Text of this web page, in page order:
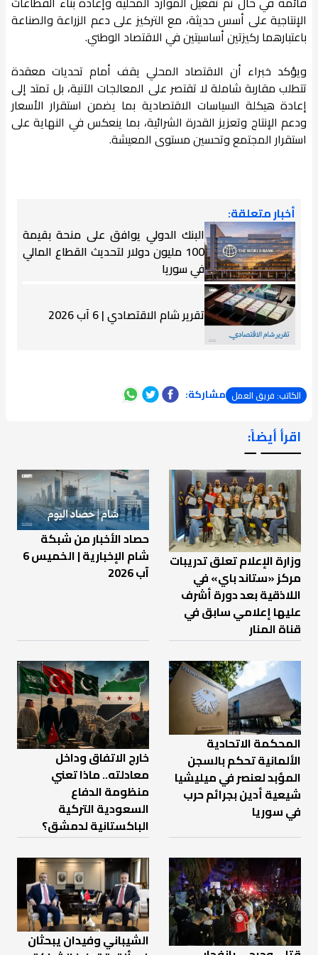
الإنتاجية على أسس حديثة، مع التركيز على دعم الزراعة والصناعة
باعتبارهما ركيزتين أساسيتين في الاقتصاد الوطني.
ويؤكد خبراء أن الاقتصاد المحلي يقف أمام تحديات معقدة
تتطلب مقاربة شاملة لا تقتصر على المعالجات الآنية، بل تمتد إلى
إعادة هيكلة السياسات الاقتصادية بما يضمن استقرار الأسعار
ودعم الإنتاج وتعزيز القدرة الشرائية، بما ينعكس في النهاية على
استقرار المجتمع وتحسين مستوى المعيشة.
أخبار متعلقة:
البنك الدولي يوافق على منحة بقيمة
100 مليون دولار لتحديث القطاع المالي
في سوريا
تقرير شام الاقتصادي | 6 آب 2026
الكاتب: فريق العمل مشاركة:
اقرأ أيضاً:
ـــــــ ــ
وزارة الإعلام تعلق تدريبات
مركز «ستاند باي» في
اللاذقية بعد دورة أشرف
عليها إعلامي سابق في
قناة المنار
حصاد الأخبار من شبكة
شام الإخبارية | الخميس 6
آب 2026
المحكمة الاتحادية
الألمانية تحكم بالسجن
المؤبد لعنصر في ميليشيا
شيعية أدين بجرائم حرب
في سوريا
خارج الاتفاق وداخل
معادلته.. ماذا تعني
منظومة الدفاع
السعودية التركية
الباكستانية لدمشق؟
الشيباني وفيدان يبحثان